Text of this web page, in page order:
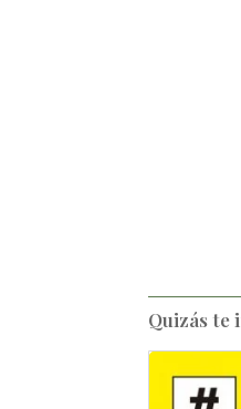
Quizás te